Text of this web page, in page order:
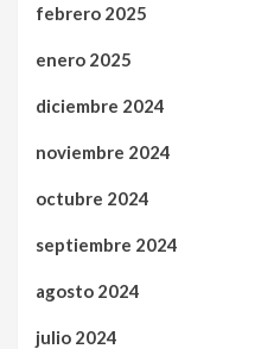
febrero 2025
enero 2025
diciembre 2024
noviembre 2024
octubre 2024
septiembre 2024
agosto 2024
julio 2024